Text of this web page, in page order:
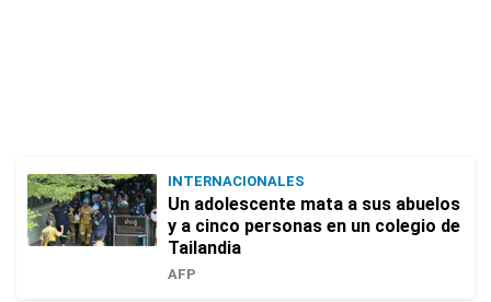
INTERNACIONALES
Un adolescente mata a sus abuelos
y a cinco personas en un colegio de
Tailandia
AFP